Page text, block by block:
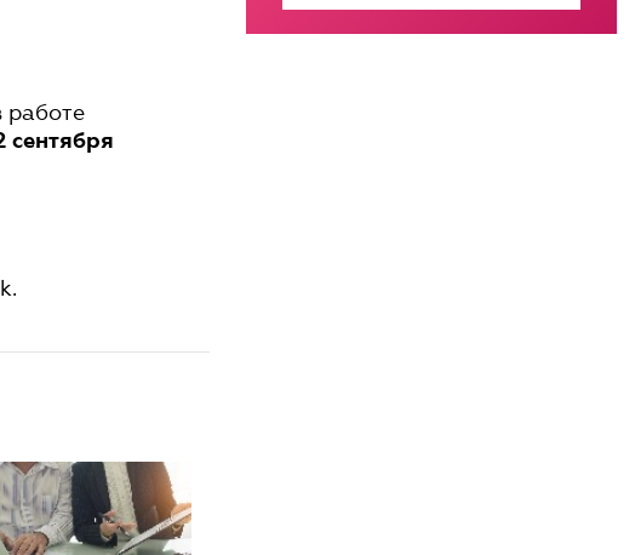
работе
сентября